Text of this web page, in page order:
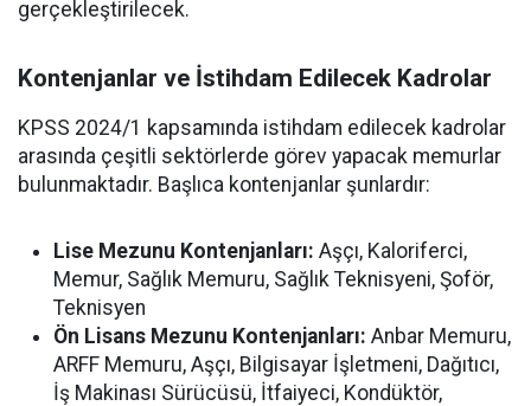
gerçekleştirilecek.
Kontenjanlar ve İstihdam Edilecek Kadrolar
KPSS 2024/1 kapsamında istihdam edilecek kadrolar
arasında çeşitli sektörlerde görev yapacak memurlar
bulunmaktadır. Başlıca kontenjanlar şunlardır:
Lise Mezunu Kontenjanları: Aşçı, Kaloriferci,
Memur, Sağlık Memuru, Sağlık Teknisyeni, Şoför,
Teknisyen
Ön Lisans Mezunu Kontenjanları: Anbar Memuru,
ARFF Memuru, Aşçı, Bilgisayar İşletmeni, Dağıtıcı,
İş Makinası Sürücüsü, İtfaiyeci, Kondüktör,